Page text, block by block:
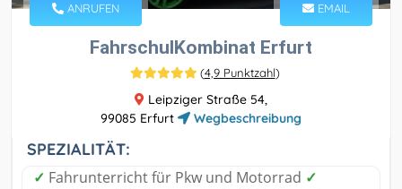
ANRUFEN EMAIL
FahrschulKombinat Erfurt
(4,9 Punktzahl)
Leipziger Straße 54,
99085 Erfurt
Wegbeschreibung
SPEZIALITÄT:
✓ Fahrunterricht für Pkw und Motorrad ✓